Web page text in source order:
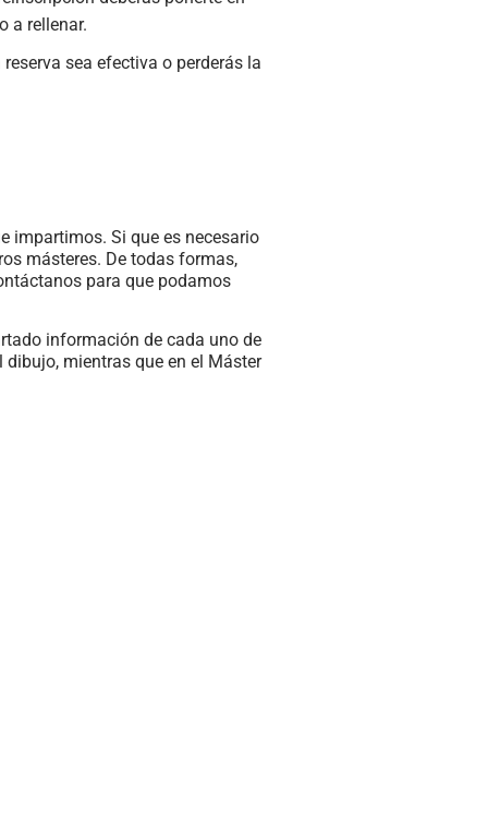
a rellenar.
reserva sea efectiva o perderás la
impartimos. Si que es necesario
másteres. De todas formas,
para que podamos
información de cada uno de
mientras que en el Máster